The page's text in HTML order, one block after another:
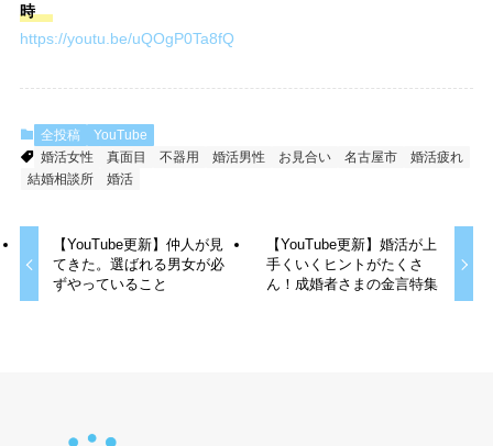
時
https://youtu.be/uQOgP0Ta8fQ
全投稿
YouTube
婚活女性
真面目 不器用 婚活男性 お見合い 名古屋市
婚活疲れ
結婚相談所
婚活
【YouTube更新】仲人が見
てきた。選ばれる男女が必
ずやっていること
【YouTube更新】婚活が上
手くいくヒントがたくさ
ん！成婚者さまの金言特集